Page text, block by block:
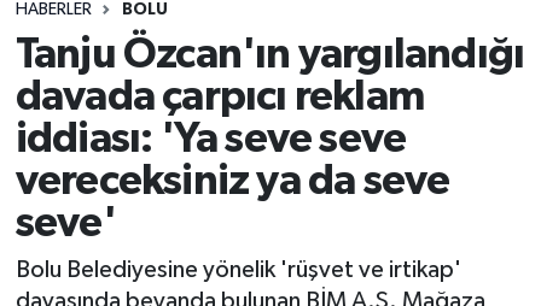
HABERLER BOLU
Tanju Özcan'ın yargılandığı
davada çarpıcı reklam
iddiası: 'Ya seve seve
vereceksiniz ya da seve
seve'
Bolu Belediyesine yönelik 'rüşvet ve irtikap'
ASAYİŞ
GÜNCEL
SİYASET
RESMİ İLAN
KARABÜK
GENEL
SPOR
SİYASET
SAĞLIK
Süper Lig Puan Durumu ve Fikstür
Tüm Manşetler
Son Dakika Haberleri
Haber Arşivi